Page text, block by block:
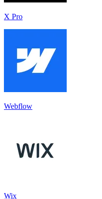
X Pro
Webflow
Wix